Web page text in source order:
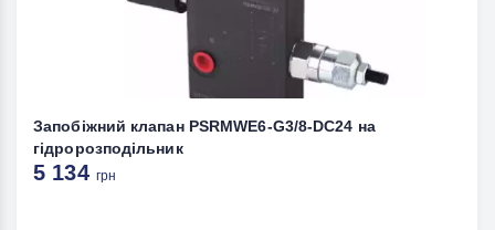
Запобіжний клапан PSRMWE6-G3/8-DC24 на
гідророзподільник
5 134 грн